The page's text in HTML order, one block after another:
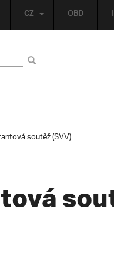
OBD
CZ
soutěž (SVV)